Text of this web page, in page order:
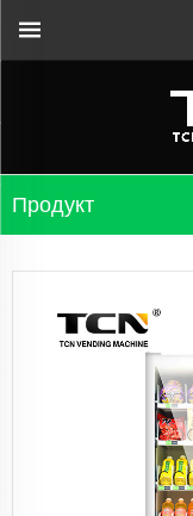
Продукт